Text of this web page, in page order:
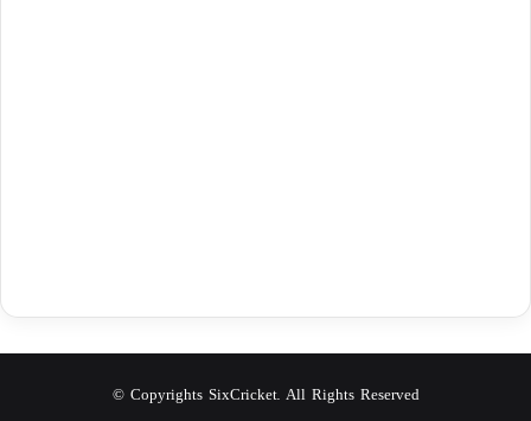
© Copyrights SixCricket. All Rights Reserved